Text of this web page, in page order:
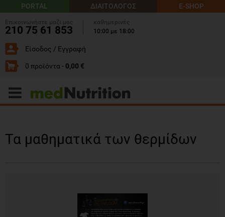
PORTAL ΔΙΑΙΤΟΛΟΓΟΣ E-SHOP
210 75 61 853
10:00 με 18:00
Είσοδος / Εγγραφή
0 προϊόντα - 0,00 €
Τα μαθηματικά των θερμίδων